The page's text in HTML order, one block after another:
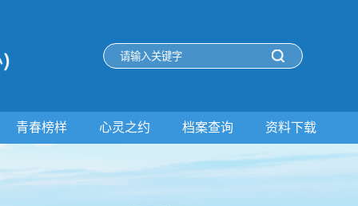
青春榜样 心灵之约 档案查询 资料下载